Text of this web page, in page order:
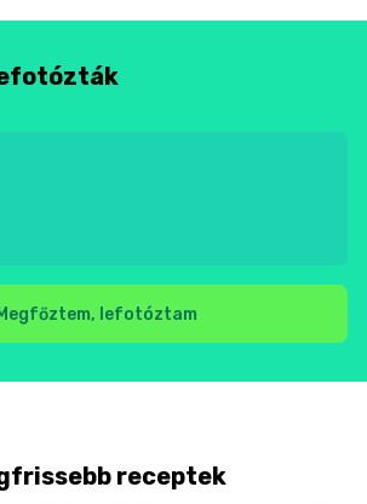
Megfőztem, lefotóztam
receptek